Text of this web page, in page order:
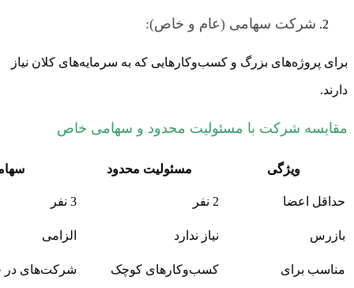
شرکت سهامی (عام و خاص):
برای پروژه‌های بزرگ و کسب‌وکارهایی که به سرمایه‌های کلان نیاز
دارند.
مقایسه شرکت با مسئولیت محدود و سهامی خاص
ویژگی مسئولیت محدود
حداقل اعضا 2 نفر 3 نفر
بازرس نیاز ندارد الزامی
مناسب برای کسب‌وکارهای کوچک شرکت‌های در